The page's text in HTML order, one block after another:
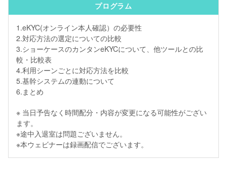
プログラム
1.eKYC(オンライン本人確認）の必要性
2.対応方法の選定についての比較
3.ショーケースのカンタンeKYCについて、他ツールとの比
較・比較表
4.利用シーンごとに対応方法を比較
5.基幹システムの連動について
6.まとめ
※ 当日予告なく時間配分・内容が変更になる可能性がござい
ます。
※途中入退室は問題ございません。
※本ウェビナーは録画配信でございます。